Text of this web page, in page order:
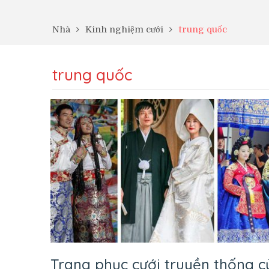
Nhà Kinh nghiệm cưới trung quốc
trung quốc
Trang phục cưới truyền thống